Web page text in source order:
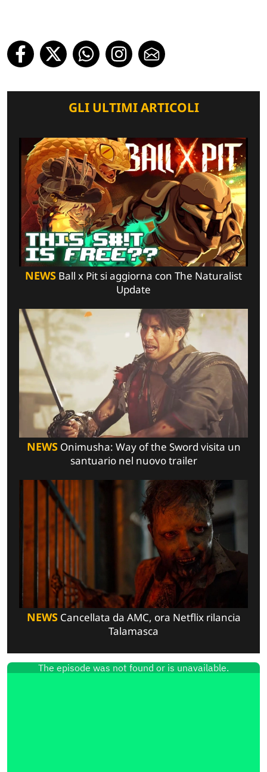
GLI ULTIMI ARTICOLI
NEWS Ball x Pit si aggiorna con The Naturalist
Update
NEWSOnimusha: Way of the Sword visita un
santuario nel nuovo trailer
NEWSCancellata da AMC, ora Netflix rilancia
Talamasca